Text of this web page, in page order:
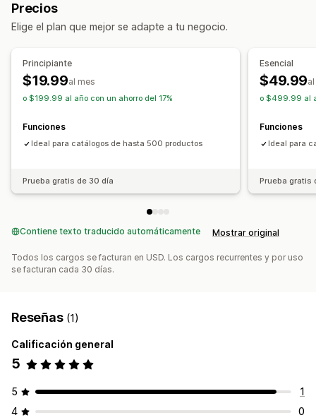
Precios
Elige el plan que mejor se adapte a tu negocio.
Principiante
$19.99al mes
o $199.99 al año con un ahorro del 17%
Funciones
Ideal para catálogos de hasta 500 productos
Prueba gratis de 30 día
Esencial
$49.99
o $499.99 al
Funciones
Ideal para
Prueba gratis
Contiene texto traducido automáticamente Mostrar original
Todos los cargos se facturan en USD. Los cargos recurrentes y por uso
se facturan cada 30 días.
Reseñas (1)
Calificación general
5
5
1
4
0